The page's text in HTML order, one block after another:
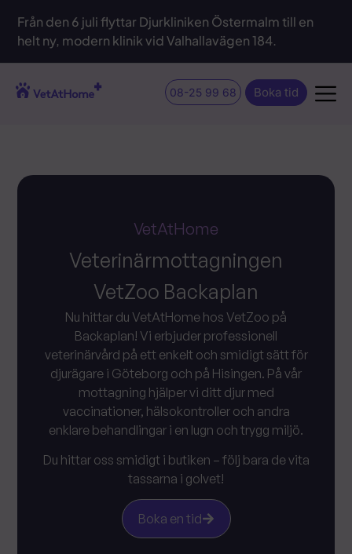
Från den 6 juli flyttar Djurkliniken Östermalm till en
helt ny, modern klinik vid Valhallavägen 184.
08-25 99 68 Boka tid
VetAtHome
Veterinärmottagningen
VetZoo Backaplan
Nu hittar du VetAtHome hos VetZoo på
Backaplan! Vi erbjuder professionell
veterinärvård på ett enkelt och smidigt sätt för
djurägare i Göteborg och på Hisingen. På vår
mottagning hjälper vi ditt djur med
vaccinationer, hälsokontroller och andra
enklare behandlingar i en lugn och trygg miljö.
Du hittar oss smidigt i butiken – följ bara de vita
tassarna i golvet!
Boka en tid